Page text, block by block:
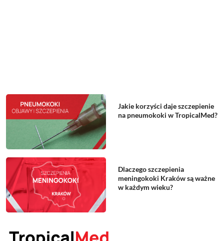
Jakie korzyści daje szczepienie
na pneumokoki w TropicalMed?
Dlaczego szczepienia
meningokoki Kraków są ważne
w każdym wieku?